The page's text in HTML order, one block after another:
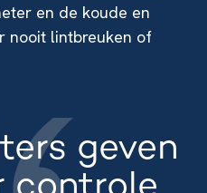
en de koude en
nooit lintbreuken of
geven